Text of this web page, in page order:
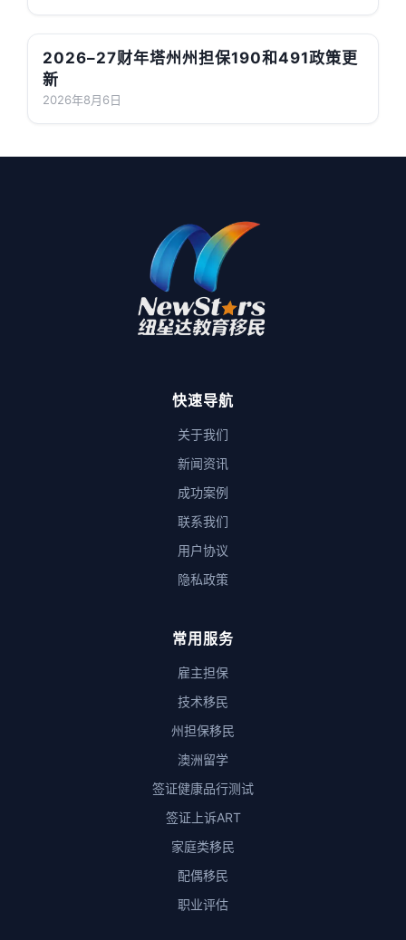
2026–27财年塔州州担保190和491政策更
新
2026年8月6日
快速导航
关于我们
新闻资讯
成功案例
联系我们
用户协议
隐私政策
常用服务
雇主担保
技术移民
州担保移民
澳洲留学
签证健康品行测试
签证上诉ART
家庭类移民
配偶移民
职业评估